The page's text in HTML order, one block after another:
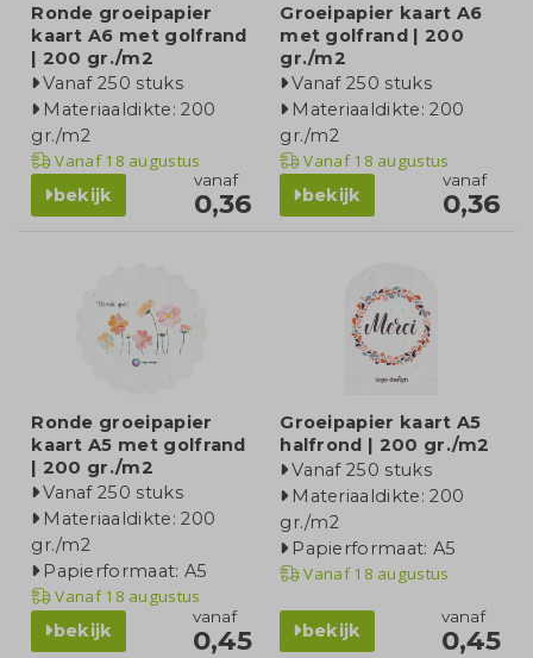
Ronde groeipapier
kaart A6 met golfrand
| 200 gr./m2
Vanaf 250 stuks
Materiaaldikte: 200
gr./m2
Vanaf18 augustus
bekijk
vanaf
0,36
Groeipapier kaart A6
met golfrand | 200
gr./m2
Vanaf 250 stuks
Materiaaldikte: 200
gr./m2
Vanaf18 augustus
bekijk
vanaf
0,36
Ronde groeipapier
kaart A5 met golfrand
| 200 gr./m2
Vanaf 250 stuks
Materiaaldikte: 200
gr./m2
Papierformaat: A5
Vanaf18 augustus
bekijk
vanaf
0,45
Groeipapier kaart A5
halfrond | 200 gr./m2
Vanaf 250 stuks
Materiaaldikte: 200
gr./m2
Papierformaat: A5
Vanaf18 augustus
bekijk
vanaf
0,45